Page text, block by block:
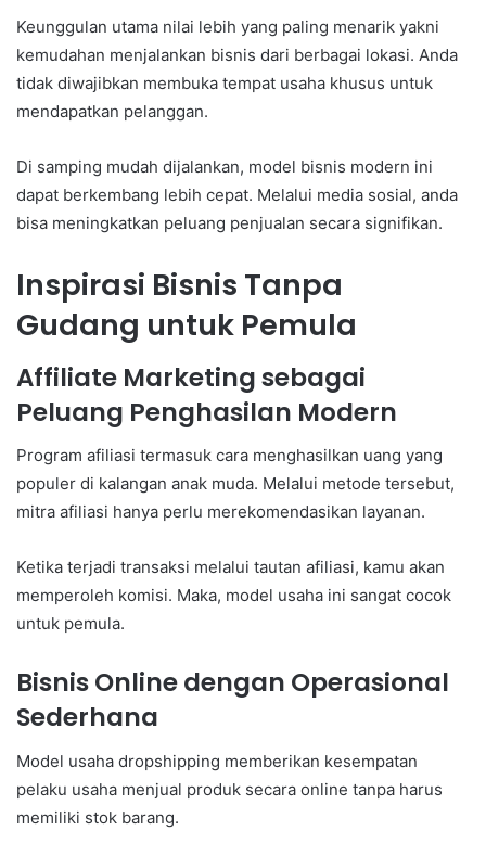
Keunggulan utama nilai lebih yang paling menarik yakni
kemudahan menjalankan bisnis dari berbagai lokasi. Anda
tidak diwajibkan membuka tempat usaha khusus untuk
mendapatkan pelanggan.
Di samping mudah dijalankan, model bisnis modern ini
dapat berkembang lebih cepat. Melalui media sosial, anda
bisa meningkatkan peluang penjualan secara signifikan.
Inspirasi Bisnis Tanpa
Gudang untuk Pemula
Affiliate Marketing sebagai
Peluang Penghasilan Modern
Program afiliasi termasuk cara menghasilkan uang yang
populer di kalangan anak muda. Melalui metode tersebut,
mitra afiliasi hanya perlu merekomendasikan layanan.
Ketika terjadi transaksi melalui tautan afiliasi, kamu akan
memperoleh komisi. Maka, model usaha ini sangat cocok
untuk pemula.
Bisnis Online dengan Operasional
Sederhana
Model usaha dropshipping memberikan kesempatan
pelaku usaha menjual produk secara online tanpa harus
memiliki stok barang.